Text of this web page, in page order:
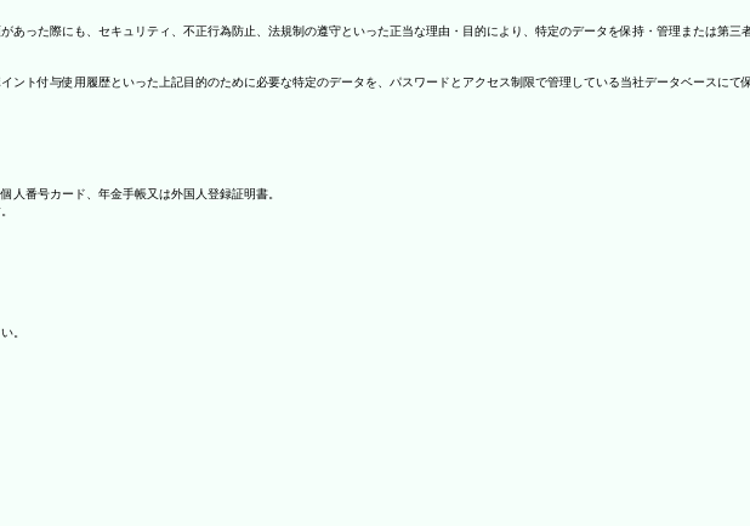
った際にも、セキュリティ、不正行為防止、法規制の遵守といった正当な理由・目的により、特定のデータを保持・管理または第
ト付与使用履歴といった上記目的のために必要な特定のデータを、パスワードとアクセス制限で管理している当社データベースにて
人番号カード、年金手帳又は外国人登録証明書。
。